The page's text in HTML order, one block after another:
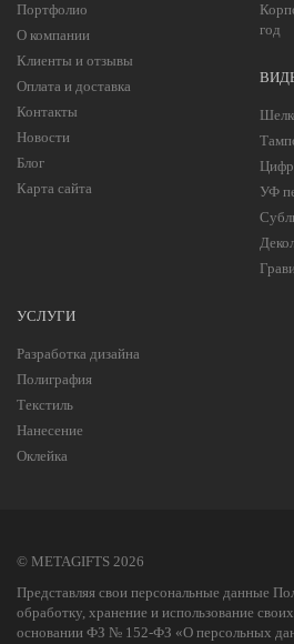
Портфолио
О компании
Клиенты и отзывы
Оплата и доставка
Контакты
Новости
Блог
Карта сайта
год
УФ
УСЛУГИ
Разработка дизайна
Полиграфия
Текстиль
Нанесение
Оклейка
© METAGIFTS 2026
Представляя свои персональные данные
обработку, хранение и использование
основании ФЗ № 152-ФЗ «О персольных